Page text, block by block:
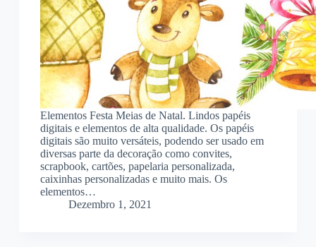
Elementos Festa Meias de Natal. Lindos papéis
digitais e elementos de alta qualidade. Os papéis
digitais são muito versáteis, podendo ser usado em
diversas parte da decoração como convites,
scrapbook, cartões, papelaria personalizada,
caixinhas personalizadas e muito mais. Os
elementos…
Dezembro 1, 2021